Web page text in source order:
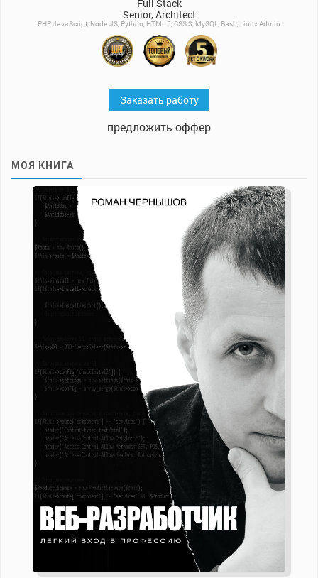
Full Stack
Senior, Architect
PHP, JavaScript, Node.JS, Python, HTML 5, CSS 3, MySQL, Bash, Linux Admin
Заказать работу
предложить оффер
МОЯ КНИГА